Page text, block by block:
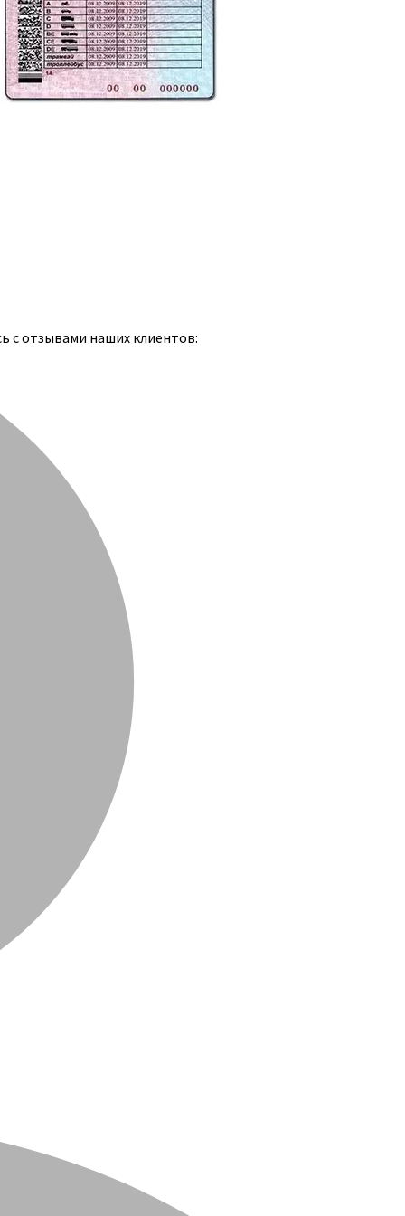
с отзывами наших клиентов: